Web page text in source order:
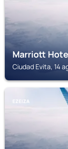
Marriott
Ciudad Evita, 14
EZEIZA